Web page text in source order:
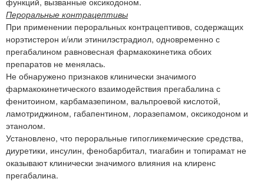
Пероральные контрацептивы
При применении пероральных контрацептивов, содержащих
норэтистерон и/или этинилэстрадиол, одновременно с
прегабалином равновесная фармакокинетика обоих
препаратов не менялась.
Не обнаружено признаков клинически значимого
фармакокинетического взаимодействия прегабалина с
фенитоином, карбамазепином, вальпроевой кислотой,
ламотриджином, габапентином, лоразепамом, оксикодоном и
этанолом.
Установлено, что пероральные гипогликемические средства,
диуретики, инсулин, фенобарбитал, тиагабин и топирамат не
оказывают клинически значимого влияния на клиренс
прегабалина.